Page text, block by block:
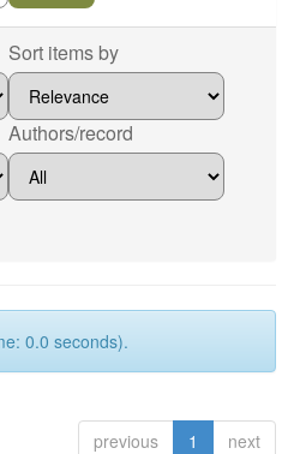
Sort items by
Authors/record
0.0 seconds).
previous 1 next